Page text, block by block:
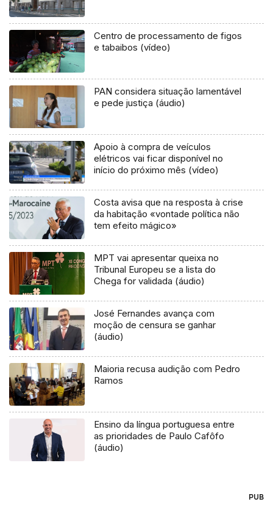
Centro de processamento de figos
e tabaibos (vídeo)
PAN considera situação lamentável
e pede justiça (áudio)
Apoio à compra de veículos
elétricos vai ficar disponível no
início do próximo mês (vídeo)
Costa avisa que na resposta à crise
da habitação «vontade política não
tem efeito mágico»
MPT vai apresentar queixa no
Tribunal Europeu se a lista do
Chega for validada (áudio)
José Fernandes avança com
moção de censura se ganhar
(áudio)
Maioria recusa audição com Pedro
Ramos
Ensino da língua portuguesa entre
as prioridades de Paulo Cafôfo
(áudio)
PUB